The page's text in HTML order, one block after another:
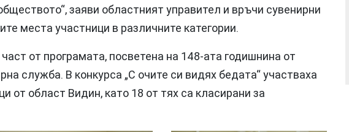
заяви областният управител и връчи сувенирни
места участници в различните категории.
от програмата, посветена на 148-ата годишнина от
служба. В конкурса „С очите си видях бедата“ участваха
от област Видин, като 18 от тях са класирани за